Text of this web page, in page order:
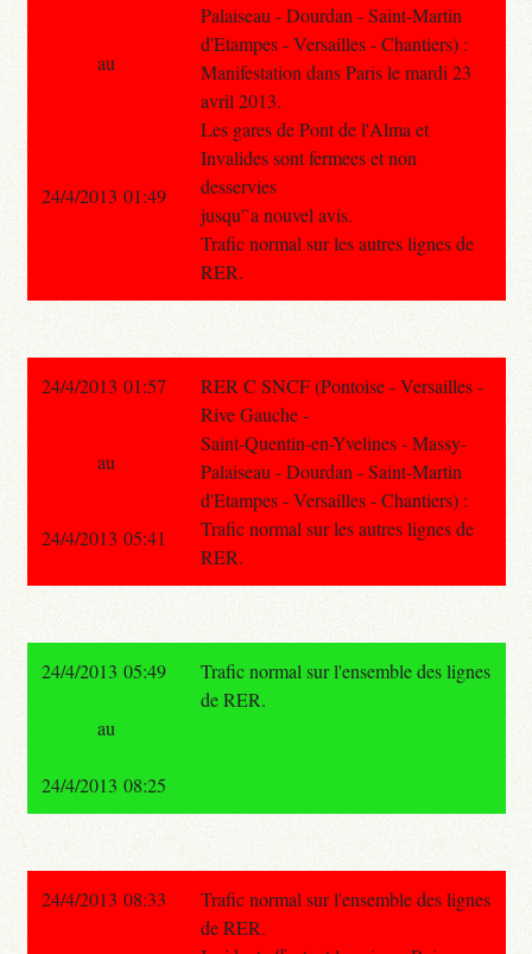
Palaiseau - Dourdan - Saint-Martin
d'Etampes - Versailles - Chantiers) :
Manifestation dans Paris le mardi 23
avril 2013.
Les gares de Pont de l'Alma et
Invalides sont fermees et non
desservies
jusqu'`a nouvel avis.
Trafic normal sur les autres lignes de
RER.
au
24/4/2013 01:49
24/4/2013 01:57
RER C SNCF (Pontoise - Versailles -
Rive Gauche -
Saint-Quentin-en-Yvelines - Massy-
Palaiseau - Dourdan - Saint-Martin
d'Etampes - Versailles - Chantiers) :
Trafic normal sur les autres lignes de
RER.
au
24/4/2013 05:41
24/4/2013 05:49
Trafic normal sur l'ensemble des lignes
de RER.
au
24/4/2013 08:25
24/4/2013 08:33
Trafic normal sur l'ensemble des lignes
de RER.